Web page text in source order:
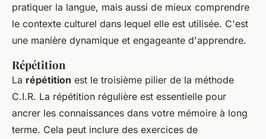
pratiquer la langue, mais aussi de mieux comprendre
le contexte culturel dans lequel elle est utilisée. C'est
une manière dynamique et engageante d'apprendre.
Répétition
La répétition est le troisième pilier de la méthode
C.I.R. La répétition régulière est essentielle pour
ancrer les connaissances dans votre mémoire à long
terme. Cela peut inclure des exercices de